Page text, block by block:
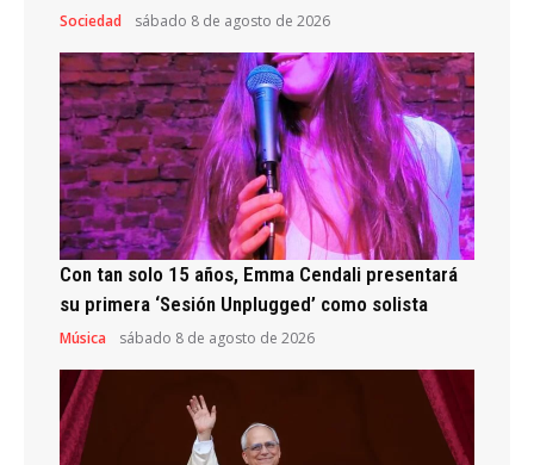
Sociedad sábado 8 de agosto de 2026
Con tan solo 15 años, Emma Cendali presentará
su primera ‘Sesión Unplugged’ como solista
Música sábado 8 de agosto de 2026